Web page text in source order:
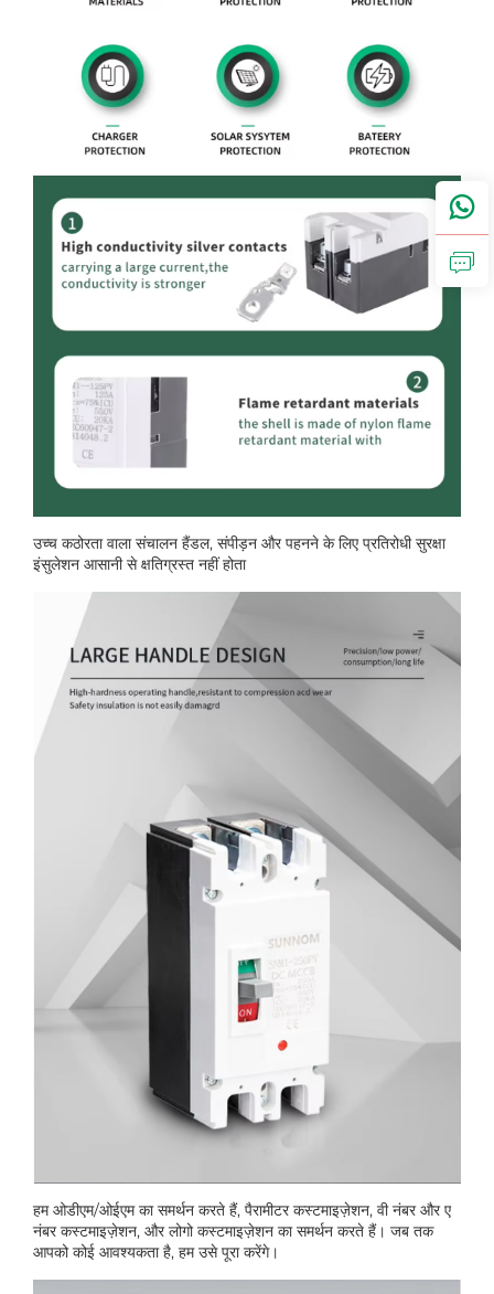
उच्च कठोरता वाला संचालन हैंडल, संपीड़न और पहनने के लिए प्रतिरोधी सुरक्षा
इंसुलेशन आसानी से क्षतिग्रस्त नहीं होता
हम ओडीएम/ओईएम का समर्थन करते हैं, पैरामीटर कस्टमाइज़ेशन, वी नंबर और ए
नंबर कस्टमाइज़ेशन, और लोगो कस्टमाइज़ेशन का समर्थन करते हैं। जब तक
आपको कोई आवश्यकता है, हम उसे पूरा करेंगे।